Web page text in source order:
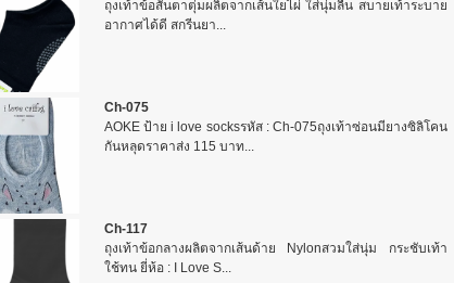
ถุงเท้าข้อสั้นตาตุ่มผลิตจากเส้นใยไผ่ ใส่นุ่มลื่น สบายเท้าระบาย
อากาศได้ดี สกรีนยา...
Ch-075
AOKE ป้าย i love socksรหัส : Ch-075ถุงเท้าซ่อนมียางซิลิโคน
กันหลุดราคาส่ง 115 บาท...
Ch-117
ถุงเท้าข้อกลางผลิตจากเส้นด้าย Nylonสวมใส่นุ่ม กระชับเท้า
ใช้ทน ยี่ห้อ : I Love S...